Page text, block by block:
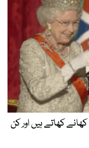
کھاتے ہیں اور کن